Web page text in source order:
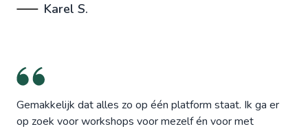
Karel S.
Gemakkelijk dat alles zo op één platform staat. Ik ga er
op zoek voor workshops voor mezelf én voor met